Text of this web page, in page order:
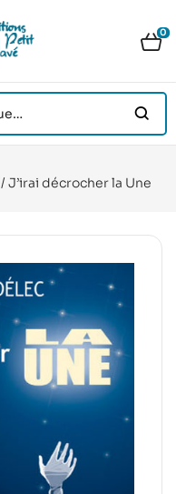
0
/ J’irai décrocher la Une